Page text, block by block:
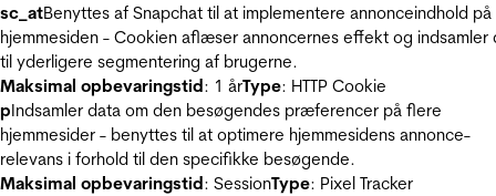
sc_atBenyttes af Snapchat til at implementere annonceindhold på
hjemmesiden - Cookien aflæser annoncernes effekt og indsamler
til yderligere segmentering af brugerne.
Maksimal opbevaringstid: 1 årType: HTTP Cookie
pIndsamler data om den besøgendes præferencer på flere
hjemmesider - benyttes til at optimere hjemmesidens annonce-
relevans i forhold til den specifikke besøgende.
Maksimal opbevaringstid: SessionType: Pixel Tracker